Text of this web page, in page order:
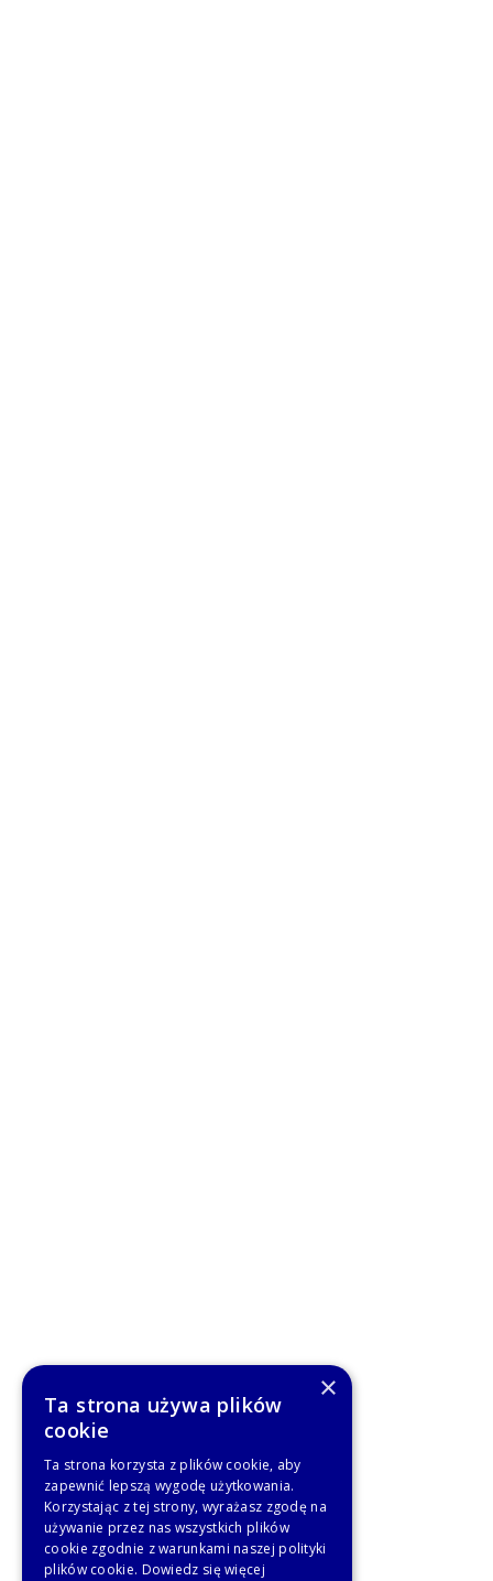
×
Ta strona używa plików
cookie
Ta strona korzysta z plików cookie, aby
zapewnić lepszą wygodę użytkowania.
Korzystając z tej strony, wyrażasz zgodę na
używanie przez nas wszystkich plików
cookie zgodnie z warunkami naszej polityki
plików cookie. Dowiedz się więcej